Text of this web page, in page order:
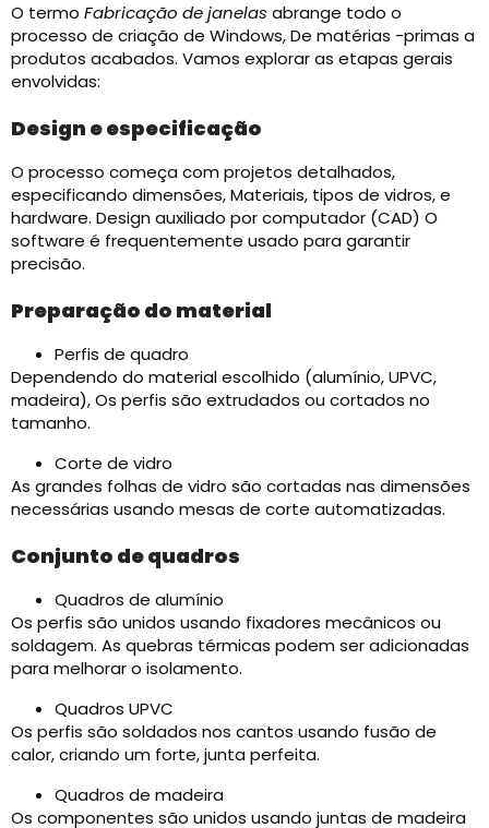
O termo Fabricação de janelas abrange todo o
processo de criação de Windows, De matérias -primas a
produtos acabados. Vamos explorar as etapas gerais
envolvidas:​
Design e especificação
O processo começa com projetos detalhados,
especificando dimensões, Materiais, tipos de vidros, e
hardware. Design auxiliado por computador (CAD) O
software é frequentemente usado para garantir
precisão.
Preparação do material
Perfis de quadro
Dependendo do material escolhido (alumínio, UPVC,
madeira), Os perfis são extrudados ou cortados no
tamanho.
Corte de vidro
As grandes folhas de vidro são cortadas nas dimensões
necessárias usando mesas de corte automatizadas.
Conjunto de quadros
Quadros de alumínio
Os perfis são unidos usando fixadores mecânicos ou
soldagem. As quebras térmicas podem ser adicionadas
para melhorar o isolamento.
Quadros UPVC
Os perfis são soldados nos cantos usando fusão de
calor, criando um forte, junta perfeita.
Quadros de madeira
Os componentes são unidos usando juntas de madeira